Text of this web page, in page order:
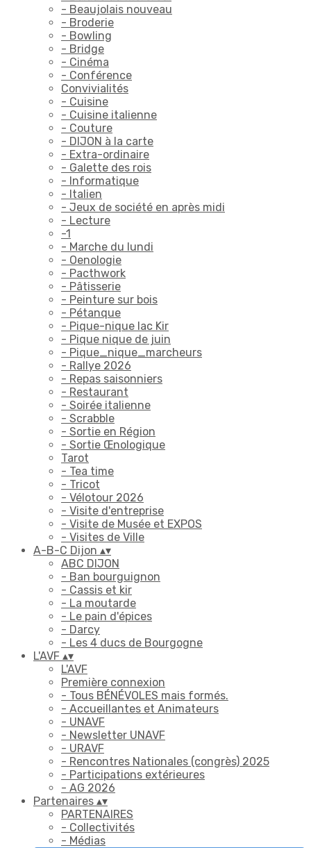
- Beaujolais nouveau
- Broderie
- Bowling
- Bridge
- Cinéma
- Conférence
Convivialités
- Cuisine
- Cuisine italienne
- Couture
- DIJON à la carte
- Extra-ordinaire
- Galette des rois
- Informatique
- Italien
- Jeux de société en après midi
- Lecture
-1
- Marche du lundi
- Oenologie
- Pacthwork
- Pâtisserie
- Peinture sur bois
- Pétanque
- Pique-nique lac Kir
- Pique nique de juin
- Pique_nique_marcheurs
- Rallye 2026
- Repas saisonniers
- Restaurant
- Soirée italienne
- Scrabble
- Sortie en Région
- Sortie Œnologique
Tarot
- Tea time
- Tricot
- Vélotour 2026
- Visite d'entreprise
- Visite de Musée et EXPOS
- Visites de Ville
A-B-C Dijon ▴▾
ABC DIJON
- Ban bourguignon
- Cassis et kir
- La moutarde
- Le pain d'épices
- Darcy
- Les 4 ducs de Bourgogne
L'AVF ▴▾
L'AVF
Première connexion
- Tous BÉNÉVOLES mais formés.
- Accueillantes et Animateurs
- UNAVF
- Newsletter UNAVF
- URAVF
- Rencontres Nationales (congrès) 2025
- Participations extérieures
- AG 2026
Partenaires ▴▾
PARTENAIRES
- Collectivités
- Médias